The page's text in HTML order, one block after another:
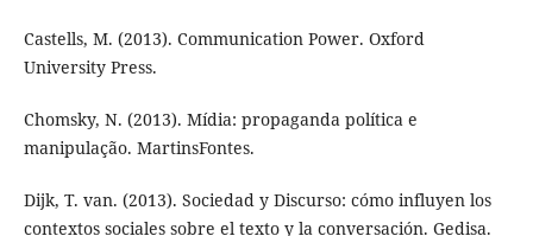
Castells, M. (2013). Communication Power. Oxford
University Press.
Chomsky, N. (2013). Mídia: propaganda política e
manipulação. MartinsFontes.
Dijk, T. van. (2013). Sociedad y Discurso: cómo influyen los
contextos sociales sobre el texto y la conversación. Gedisa.